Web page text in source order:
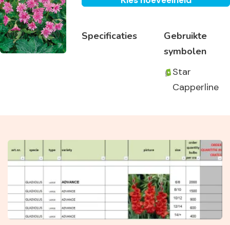
Specificaties
Gebruikte
symbolen
Star
Capperline